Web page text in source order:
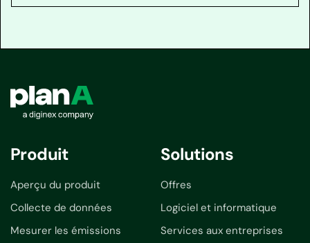
Produit
Aperçu du produit
Collecte de données
Mesurer les émissions
Solutions
Offres
Logiciel et informatique
Services aux entreprises